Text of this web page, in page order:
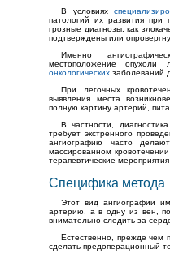
В условиях
патологий их развития при
грозные диагнозы, как
подтверждены или
Именно
местоположение
онкологических заболеваний
При легочных
выявления места
полную картину артерий,
В частности,
требует экстренного
ангиографию часто
массированном
терапевтические
Специфика метода
Этот вид ангиографии
артерию, а в одну из вен,
внимательно следить за
Естественно, прежде чем
сделать предоперационный